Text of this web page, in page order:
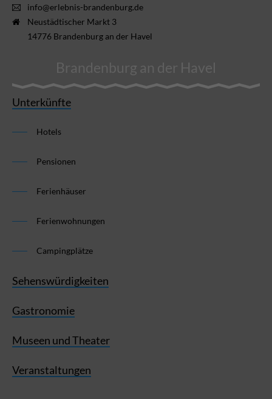
info@erlebnis-brandenburg.de
Neustädtischer Markt 3
14776 Brandenburg an der Havel
Brandenburg an der Havel
Unterkünfte
Hotels
Pensionen
Ferienhäuser
Ferienwohnungen
Campingplätze
Sehenswürdigkeiten
Gastronomie
Museen und Theater
Veranstaltungen